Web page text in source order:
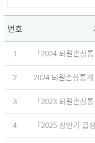
번호
1
2 2024 퇴원손상통
3
4